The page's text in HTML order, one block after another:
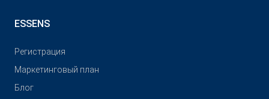
ESSENS
Pегистрация
Маркетинговый план
Блог